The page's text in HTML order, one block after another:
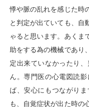
悸や脈の乱れを感じた時
と判定が出ていても、自
ゃると思います。あくま
助をする為の機械であり
定出来ていなかったり
ん。専門医の心電図読
ば、安心にもつながり
も、自覚症状が出た時の